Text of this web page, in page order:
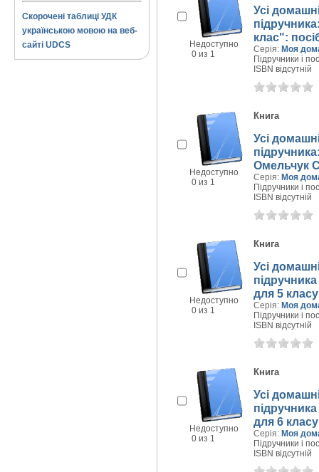
Скорочені таблиці УДК
українською мовою на веб-
сайті UDCS
Недоступно
0 из 1
Усі
клас":
Серія: Моя
Підручники і
ISBN відсутній
Недоступно
0 из 1
Книга
Усі
Омельчук
Серія: Моя
Підручники і
ISBN відсутній
Недоступно
0 из 1
Книга
Усі
для 5
Серія: Моя
Підручники і
ISBN відсутній
Недоступно
0 из 1
Книга
Усі
для 6
Серія: Моя
Підручники і
ISBN відсутній